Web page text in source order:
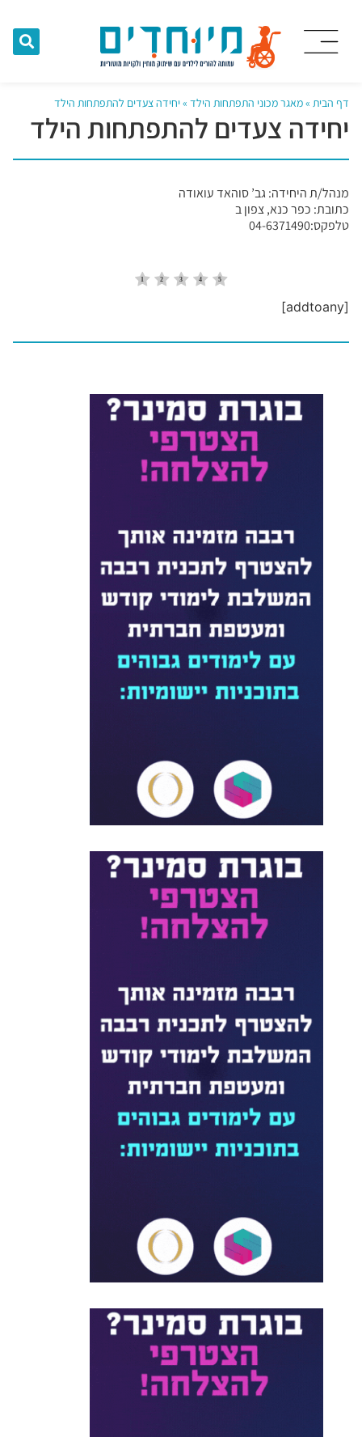
דף הבית »מאגר מכוני התפתחות הילד »יחידה צעדים להתפתחות הילד
יחידה צעדים להתפתחות הילד
מנהל/ת היחידה: גב’ סוהאד עואודה
כתובת: כפר כנא, צפון ב
טלפקס:04-6371490
[addtoany]